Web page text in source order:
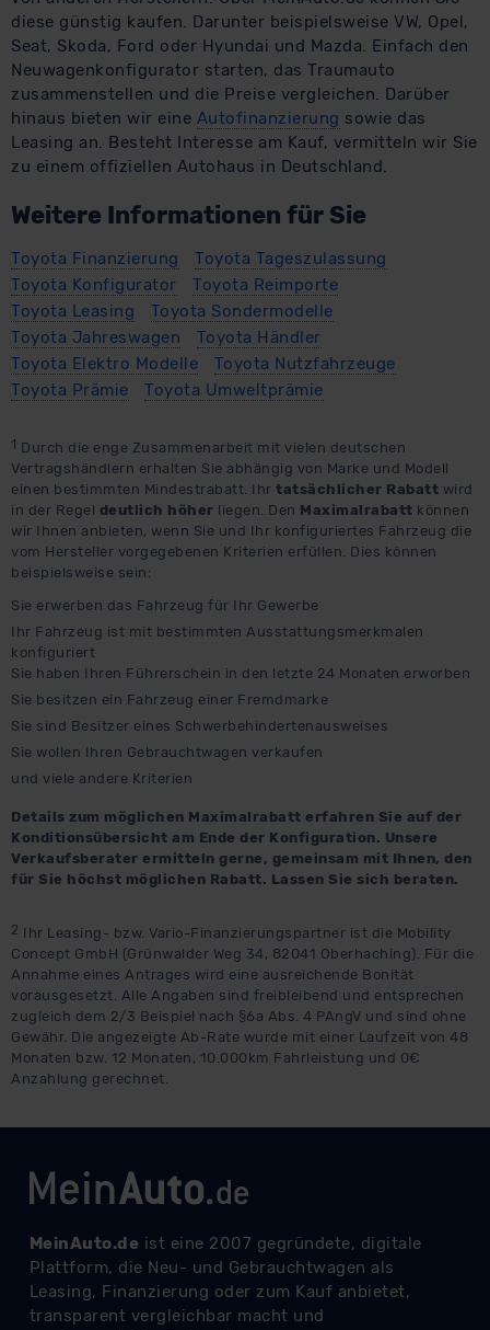
diese günstig kaufen. Darunter beispielsweise VW, Opel,
Seat, Skoda, Ford oder Hyundai und Mazda. Einfach den
Neuwagenkonfigurator starten, das Traumauto
zusammenstellen und die Preise vergleichen. Darüber
hinaus bieten wir eine Autofinanzierung sowie das
Leasing an. Besteht Interesse am Kauf, vermitteln wir Sie
zu einem offiziellen Autohaus in Deutschland.
Weitere Informationen für Sie
Toyota Finanzierung
Toyota Tageszulassung
Toyota Konfigurator
Toyota Reimporte
Toyota Leasing
Toyota Sondermodelle
Toyota Jahreswagen
Toyota Händler
Toyota Elektro Modelle
Toyota Nutzfahrzeuge
Toyota Prämie
Toyota Umweltprämie
1 Durch die enge Zusammenarbeit mit vielen deutschen
Vertragshändlern erhalten Sie abhängig von Marke und Modell
einen bestimmten Mindestrabatt. Ihr tatsächlicher Rabatt wird
in der Regel deutlich höher liegen. Den Maximalrabatt können
wir Ihnen anbieten, wenn Sie und Ihr konfiguriertes Fahrzeug die
vom Hersteller vorgegebenen Kriterien erfüllen. Dies können
beispielsweise sein:
Sie erwerben das Fahrzeug für Ihr Gewerbe
Ihr Fahrzeug ist mit bestimmten Ausstattungsmerkmalen
konfiguriert
Sie haben Ihren Führerschein in den letzte 24 Monaten erworben
Sie besitzen ein Fahrzeug einer Fremdmarke
Sie sind Besitzer eines Schwerbehindertenausweises
Sie wollen Ihren Gebrauchtwagen verkaufen
und viele andere Kriterien
Details zum möglichen Maximalrabatt erfahren Sie auf der
Konditionsübersicht am Ende der Konfiguration. Unsere
Verkaufsberater ermitteln gerne, gemeinsam mit Ihnen, den
für Sie höchst möglichen Rabatt. Lassen Sie sich beraten.
2 Ihr Leasing- bzw. Vario-Finanzierungspartner ist die Mobility
Concept GmbH (Grünwalder Weg 34, 82041 Oberhaching). Für die
Annahme eines Antrages wird eine ausreichende Bonität
vorausgesetzt. Alle Angaben sind freibleibend und entsprechen
zugleich dem 2/3 Beispiel nach §6a Abs. 4 PAngV und sind ohne
Gewähr. Die angezeigte Ab-Rate wurde mit einer Laufzeit von 48
Monaten bzw. 12 Monaten, 10.000km Fahrleistung und 0€
Anzahlung gerechnet.